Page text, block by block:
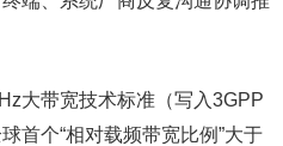
大带宽技术标准（写入3GPP
首个“相对载频带宽比例”大于